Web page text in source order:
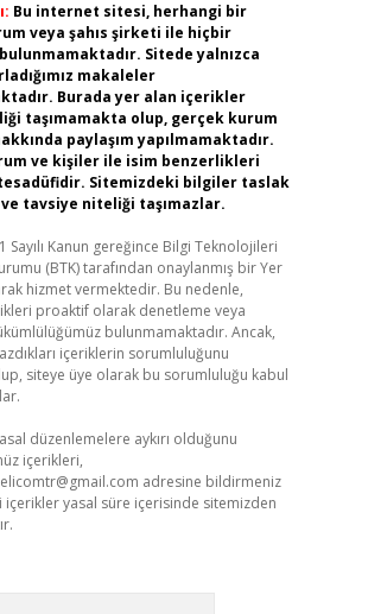
Bu internet sitesi, herhangi bir
veya şahıs şirketi ile hiçbir
Sitede yalnızca
makaleler
Burada yer alan içerikler
taşımamakta olup, gerçek kurum
paylaşım yapılmamaktadır.
ve kişiler ile isim benzerlikleri
Sitemizdeki bilgiler taslak
tavsiye niteliği taşımazlar.
Sayılı Kanun gereğince Bilgi Teknolojileri
(BTK) tarafından onaylanmış bir Yer
hizmet vermektedir. Bu nedenle,
proaktif olarak denetleme veya
bulunmamaktadır. Ancak,
içeriklerin sorumluluğunu
siteye üye olarak bu sorumluluğu kabul
düzenlemelere aykırı olduğunu
içerikleri,
adresine bildirmeniz
içerikler yasal süre içerisinde sitemizden